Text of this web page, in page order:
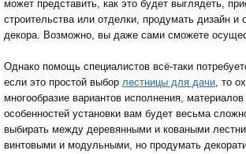
может представить, как это будет выглядеть,
строительства или отделки, продумать дизайн
декора. Возможно, вы даже сами сможете
Однако помощь специалистов всё-таки
если это простой выбор лестницы для дачи, то
многообразие вариантов исполнения,
особенностей установки вам будет весьма
выбирать между деревянными и коваными
винтовыми и модульными, но продумать